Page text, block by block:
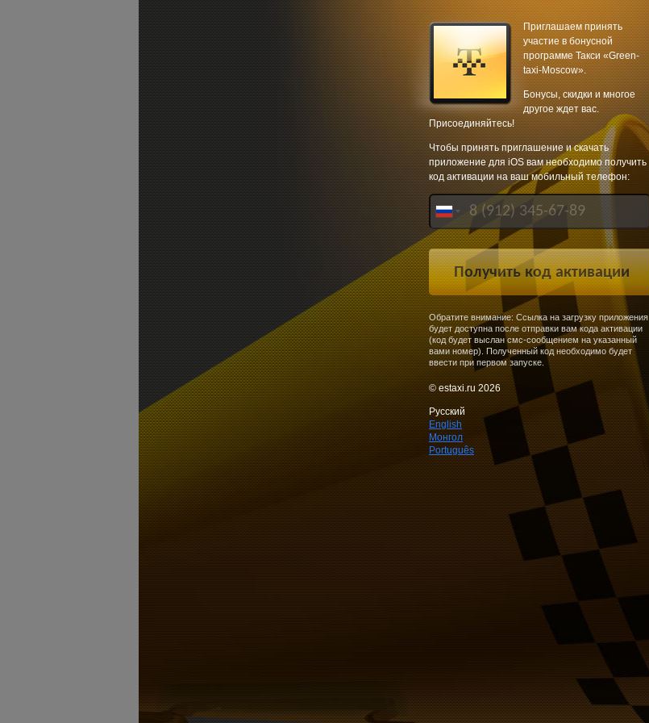
Приглашаем принять
участие в бонусной
программе Такси «Green-
taxi-Moscow».
Бонусы, скидки и многое
другое ждет вас.
Присоединяйтесь!
Чтобы принять приглашение и скачать
приложение для iOS вам необходимо получить
код активации на ваш мобильный телефон:
Обратите внимание: Ссылка на загрузку приложения
будет доступна после отправки вам кода активации
(код будет выслан смс-сообщением на указанный
вами номер). Полученный код необходимо будет
ввести при первом запуске.
© estaxi.ru 2026
Русский
English
Монгол
Português